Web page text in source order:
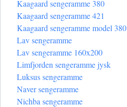
Kaagaard sengeramme 380
Kaagaard sengeramme 421
Kaagaard sengeramme model 380
Lav sengeramme
Lav sengeramme 160x200
Limfjorden sengeramme jysk
Luksus sengeramme
Naver sengeramme
Nichba sengeramme